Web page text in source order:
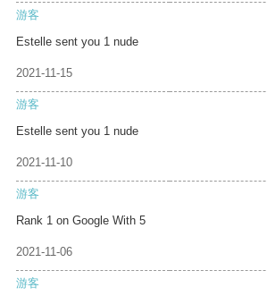
游客
Estelle sent you 1 nude
2021-11-15
游客
Estelle sent you 1 nude
2021-11-10
游客
Rank 1 on Google With 5
2021-11-06
游客